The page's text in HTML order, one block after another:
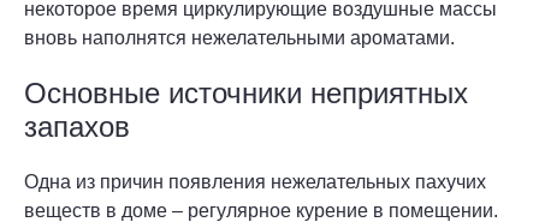
некоторое время циркулирующие воздушные массы
вновь наполнятся нежелательными ароматами.
Основные источники неприятных
запахов
Одна из причин появления нежелательных пахучих
веществ в доме – регулярное курение в помещении.